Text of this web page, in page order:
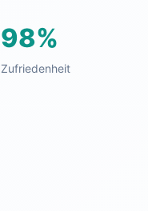
98%
Zufriedenheit